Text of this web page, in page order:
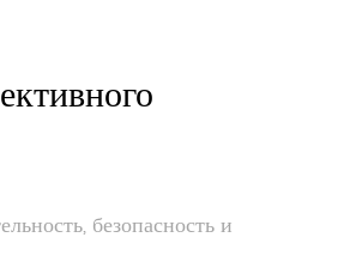
безопасность и